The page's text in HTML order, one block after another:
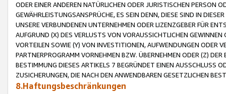
ODER EINER ANDEREN NATÜRLICHEN ODER JURISTISCHEN PERSON
GEWÄHRLEISTUNGSANSPRÜCHE, ES SEIN DENN, DIESE SIND IN
UNSERE VERBUNDENEN UNTERNEHMEN ODER LIZENZGEBER FÜR
AUFGRUND (X) DES VERLUSTS VON VORAUSSICHTLICHEN
VORTEILEN SOWIE (Y) VON INVESTITIONEN, AUFWENDUNGEN ODER
PARTNERPROGRAMM VORNEHMEN BZW. ÜBERNEHMEN ODER (Z)
BESTIMMUNG DIESES ARTIKELS 7 BEGRÜNDET EINEN AUSSCHLUSS
ZUSICHERUNGEN, DIE NACH DEN ANWENDBAREN GESETZLICHEN
8.Haftungsbeschränkungen